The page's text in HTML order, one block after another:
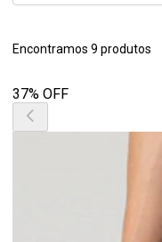
Encontramos 9 produtos
37% OFF